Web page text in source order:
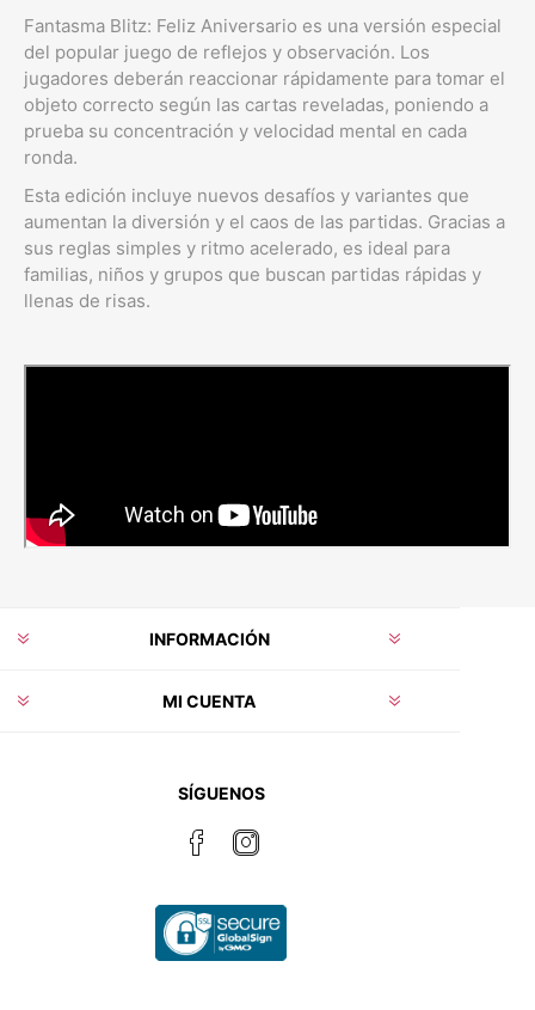
Fantasma Blitz: Feliz Aniversario es una versión especial
del popular juego de reflejos y observación. Los
jugadores deberán reaccionar rápidamente para tomar el
objeto correcto según las cartas reveladas, poniendo a
prueba su concentración y velocidad mental en cada
ronda.
Esta edición incluye nuevos desafíos y variantes que
aumentan la diversión y el caos de las partidas. Gracias a
sus reglas simples y ritmo acelerado, es ideal para
familias, niños y grupos que buscan partidas rápidas y
llenas de risas.
INFORMACIÓN
MI CUENTA
SÍGUENOS